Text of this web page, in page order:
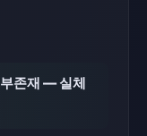
존재 — 실체